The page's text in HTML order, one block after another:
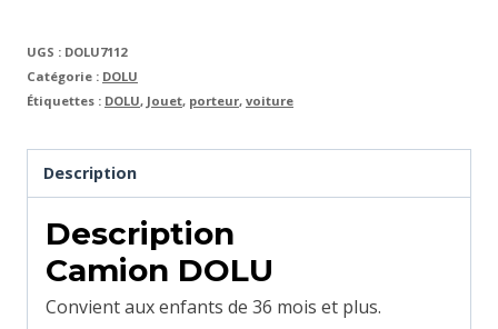
UGS : DOLU7112
Catégorie : DOLU
Étiquettes : DOLU, Jouet, porteur, voiture
Description
Description
Camion DOLU
Convient aux enfants de 36 mois et plus.